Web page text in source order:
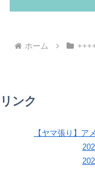
ホーム
リンク
【ヤマ張り】ア